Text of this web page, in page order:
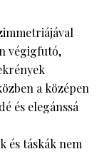
végigfutó,
a középen
és elegánssá
és táskák nem